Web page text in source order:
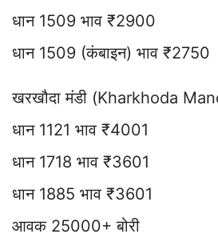
धान 1509 भाव ₹2900
धान 1509 (कंबाइन) भाव ₹2750
खरखौदा मंडी (Kharkhoda
धान 1121 भाव ₹4001
धान 1718 भाव ₹3601
धान 1885 भाव ₹3601
आवक 25000+ बोरी